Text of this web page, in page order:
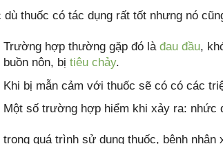
dù thuốc có tác dụng rất tốt nhưng nó
Trường hợp thường gặp đó là đau đầu,
buồn nôn, bị tiêu chảy.
Khi bị mẫn cảm với thuốc sẽ có có các
Một số trường hợp hiểm khi xảy ra: nhức
trong quá trình sử dụng thuốc, bệnh